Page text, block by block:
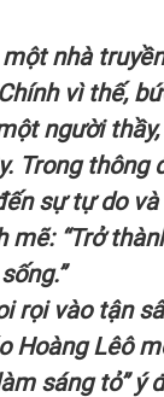
nhà
vì thế,
người
Trong thông
sự tự do
“Trở
rọi vào tận
Lêô
sáng tỏ” ý